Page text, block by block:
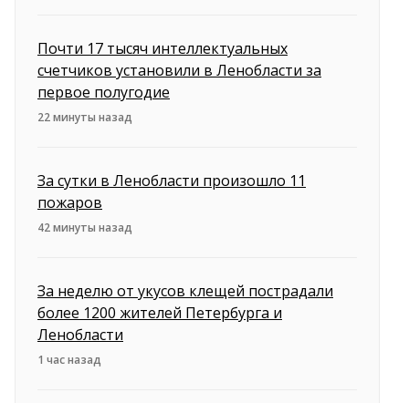
Почти 17 тысяч интеллектуальных
счетчиков установили в Ленобласти за
первое полугодие
22 минуты назад
За сутки в Ленобласти произошло 11
пожаров
42 минуты назад
За неделю от укусов клещей пострадали
более 1200 жителей Петербурга и
Ленобласти
1 час назад